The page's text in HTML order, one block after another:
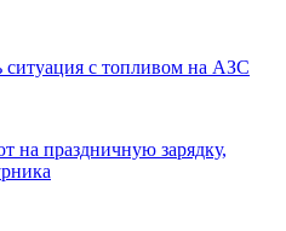
ситуация с топливом на АЗС
на праздничную зарядку,